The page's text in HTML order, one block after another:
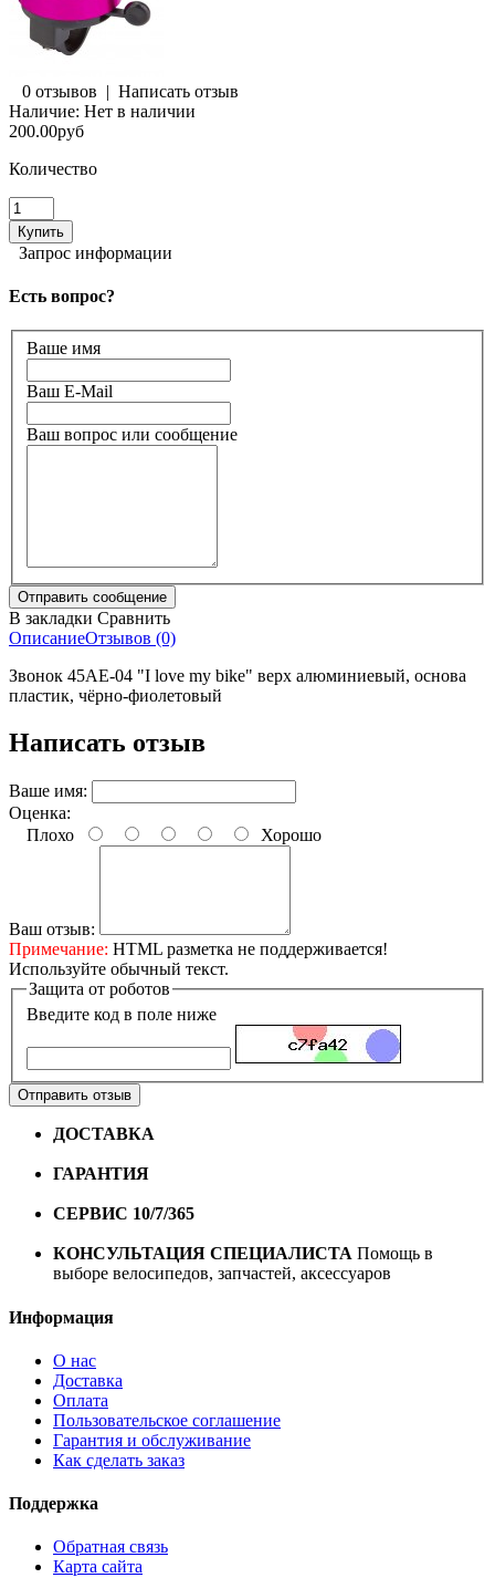
0 отзывов | Написать отзыв
Наличие: Нет в наличии
200.00руб
Количество
Запрос информации
Есть вопрос?
Ваше имя
Ваш E-Mail
Ваш вопрос или сообщение
В закладки Сравнить
ОписаниеОтзывов (0)
Звонок 45AE-04 "I love my bike" верх алюминиевый, основа
пластик, чёрно-фиолетовый
Написать отзыв
Ваше имя:
Оценка:
Плохо
Хорошо
Ваш отзыв:
Примечание: HTML разметка не поддерживается!
Используйте обычный текст.
Защита от роботов
Введите код в поле ниже
Отправить отзыв
ДОСТАВКА
ГАРАНТИЯ
СЕРВИС 10/7/365
КОНСУЛЬТАЦИЯ СПЕЦИАЛИСТА Помощь в
выборе велосипедов, запчастей, аксессуаров
Информация
О нас
Доставка
Оплата
Пользовательское соглашение
Гарантия и обслуживание
Как сделать заказ
Поддержка
Обратная связь
Карта сайта